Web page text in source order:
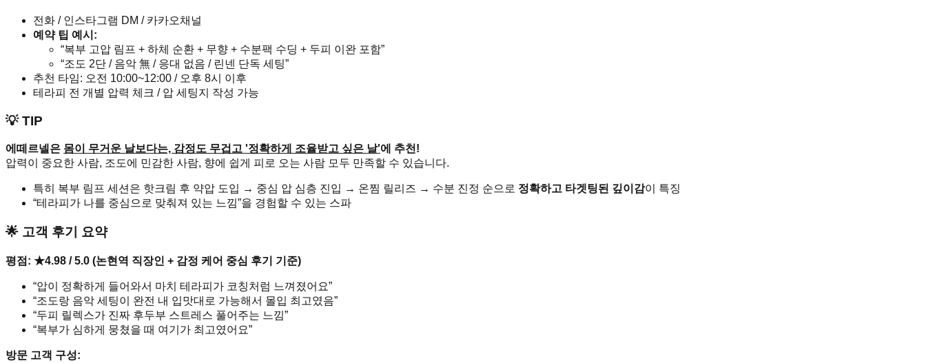
전화 / 인스타그램 DM / 카카오채널
예약 팁 예시:
“복부 고압 림프 + 하체 순환 + 무향 + 수분팩 수딩 + 두피 이완 포함”
“조도 2단 / 음악 無 / 응대 없음 / 린넨 단독 세팅”
추천 타임: 오전 10:00~12:00 / 오후 8시 이후
테라피 전 개별 압력 체크 / 압 세팅지 작성 가능
💡 TIP
에떼르넬은 몸이 무거운 날보다는, 감정도 무겁고 '정확하게 조율받고 싶은 날'에 추천!
압력이 중요한 사람, 조도에 민감한 사람, 향에 쉽게 피로 오는 사람 모두 만족할 수 있습니다.
특히 복부 림프 세션은 핫크림 후 약압 도입 → 중심 압 심층 진입 → 온찜 릴리즈 → 수분 진정 순으로 정확하고 타겟팅된 깊이감이 특징
“테라피가 나를 중심으로 맞춰져 있는 느낌”을 경험할 수 있는 스파
🌟 고객 후기 요약
평점: ★4.98 / 5.0 (논현역 직장인 + 감정 케어 중심 후기 기준)
“압이 정확하게 들어와서 마치 테라피가 코칭처럼 느껴졌어요”
“조도랑 음악 세팅이 완전 내 입맛대로 가능해서 몰입 최고였음”
“두피 릴렉스가 진짜 후두부 스트레스 풀어주는 느낌”
“복부가 심하게 뭉쳤을 때 여기가 최고였어요”
방문 고객 구성: